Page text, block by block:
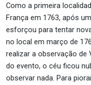
Como a primeira
França em 1763, após
esforçou para tentar
no local em março de
realizar a observação de
do evento, o céu ficou
observar nada. Para